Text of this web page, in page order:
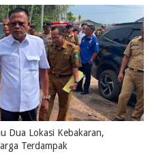
Dua Lokasi Kebakaran,
Terdampak